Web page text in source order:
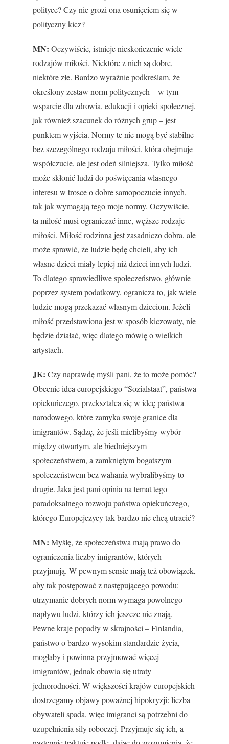
polityce? Czy nie grozi ona osunięciem się w
polityczny kicz?
MN: Oczywiście, istnieje nieskończenie wiele
rodzajów miłości. Niektóre z nich są dobre,
niektóre złe. Bardzo wyraźnie podkreślam, że
określony zestaw norm politycznych – w tym
wsparcie dla zdrowia, edukacji i opieki społecznej,
jak również szacunek do różnych grup – jest
punktem wyjścia. Normy te nie mogą być stabilne
bez szczególnego rodzaju miłości, która obejmuje
współczucie, ale jest odeń silniejsza. Tylko miłość
może skłonić ludzi do poświęcania własnego
interesu w trosce o dobre samopoczucie innych,
tak jak wymagają tego moje normy. Oczywiście,
ta miłość musi ograniczać inne, węższe rodzaje
miłości. Miłość rodzinna jest zasadniczo dobra, ale
może sprawić, że ludzie będę chcieli, aby ich
własne dzieci miały lepiej niż dzieci innych ludzi.
To dlatego sprawiedliwe społeczeństwo, głównie
poprzez system podatkowy, ogranicza to, jak wiele
ludzie mogą przekazać własnym dzieciom. Jeżeli
miłość przedstawiona jest w sposób kiczowaty, nie
będzie działać, więc dlatego mówię o wielkich
artystach.
JK: Czy naprawdę myśli pani, że to może pomóc?
Obecnie idea europejskiego “Sozialstaat”, państwa
opiekuńczego, przekształca się w ideę państwa
narodowego, które zamyka swoje granice dla
imigrantów. Sądzę, że jeśli mielibyśmy wybór
między otwartym, ale biedniejszym
społeczeństwem, a zamkniętym bogatszym
społeczeństwem bez wahania wybralibyśmy to
drugie. Jaka jest pani opinia na temat tego
paradoksalnego rozwoju państwa opiekuńczego,
którego Europejczycy tak bardzo nie chcą utracić?
MN: Myślę, że społeczeństwa mają prawo do
ograniczenia liczby imigrantów, których
przyjmują. W pewnym sensie mają też obowiązek,
aby tak postępować z następującego powodu:
utrzymanie dobrych norm wymaga powolnego
napływu ludzi, którzy ich jeszcze nie znają.
Pewne kraje popadły w skrajności – Finlandia,
państwo o bardzo wysokim standardzie życia,
mogłaby i powinna przyjmować więcej
imigrantów, jednak obawia się utraty
jednorodności. W większości krajów europejskich
dostrzegamy objawy poważnej hipokryzji: liczba
obywateli spada, więc imigranci są potrzebni do
uzupełnienia siły roboczej. Przyjmuje się ich, a